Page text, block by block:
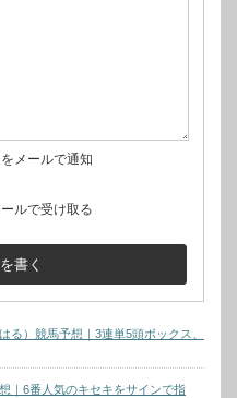
メールで通知
ルで受け取る
る）競馬予想｜3連単5頭ボックス、
｜6番人気のキセキをサインで指